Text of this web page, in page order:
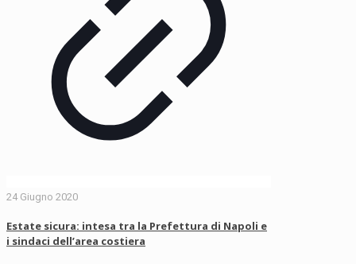
24 Giugno 2020
Estate sicura: intesa tra la Prefettura di Napoli e
i sindaci dell’area costiera